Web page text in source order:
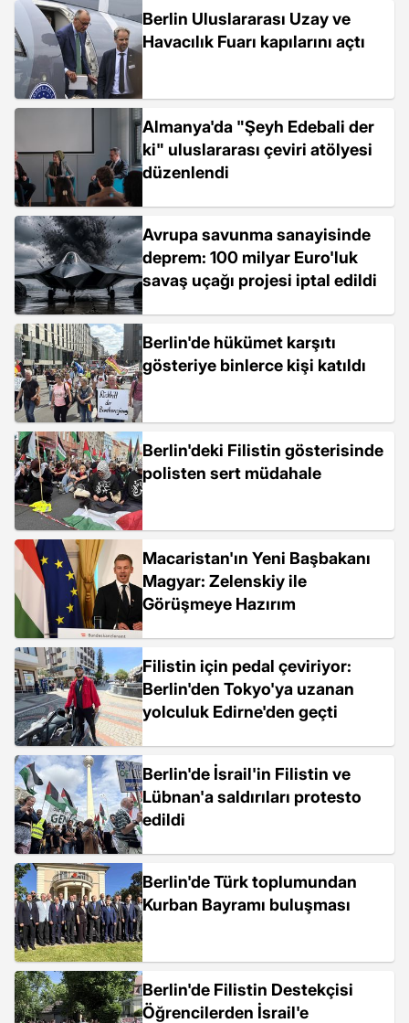
Berlin Uluslararası Uzay ve
Havacılık Fuarı kapılarını açtı
Almanya'da "Şeyh Edebali der
ki" uluslararası çeviri atölyesi
düzenlendi
Avrupa savunma sanayisinde
deprem: 100 milyar Euro'luk
savaş uçağı projesi iptal edildi
Berlin'de hükümet karşıtı
gösteriye binlerce kişi katıldı
Berlin'deki Filistin gösterisinde
polisten sert müdahale
Macaristan'ın Yeni Başbakanı
Magyar: Zelenskiy ile
Görüşmeye Hazırım
Filistin için pedal çeviriyor:
Berlin'den Tokyo'ya uzanan
yolculuk Edirne'den geçti
Berlin'de İsrail'in Filistin ve
Lübnan'a saldırıları protesto
edildi
Berlin'de Türk toplumundan
Kurban Bayramı buluşması
Berlin'de Filistin Destekçisi
Öğrencilerden İsrail'e